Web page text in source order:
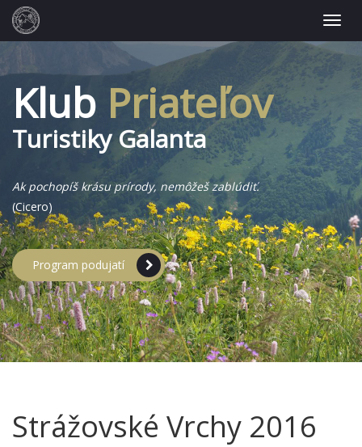
Klub Priateľov
Turistiky Galanta
Ak pochopíš krásu prírody, nemôžeš zablúdiť.
(Cicero)
Program podujatí
Strážovské Vrchy 2016